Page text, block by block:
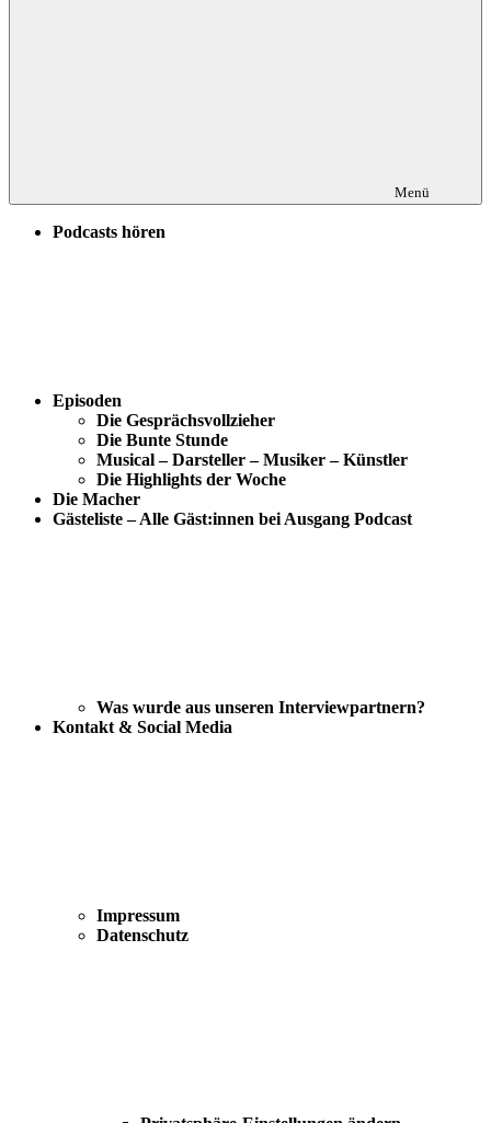
Menü
Podcasts hören
Episoden
Die Gesprächsvollzieher
Die Bunte Stunde
Musical – Darsteller – Musiker – Künstler
Die Highlights der Woche
Die Macher
Gästeliste – Alle Gäst:innen bei Ausgang Podcast
Was wurde aus unseren Interviewpartnern?
Kontakt & Social Media
Impressum
Datenschutz